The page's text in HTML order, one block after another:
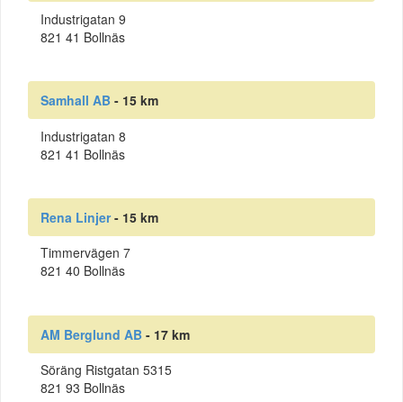
Industrigatan 9
821 41 Bollnäs
Samhall AB - 15 km
Industrigatan 8
821 41 Bollnäs
Rena Linjer- 15 km
Timmervägen 7
821 40 Bollnäs
AM Berglund AB - 17 km
Söräng Ristgatan 5315
821 93 Bollnäs